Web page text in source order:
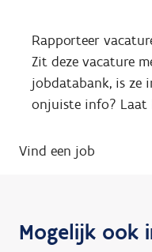
Rapporteer
Zit deze vacature
jobdatabank, is ze
onjuiste info? Laat
Vind een job
Mogelijk ook